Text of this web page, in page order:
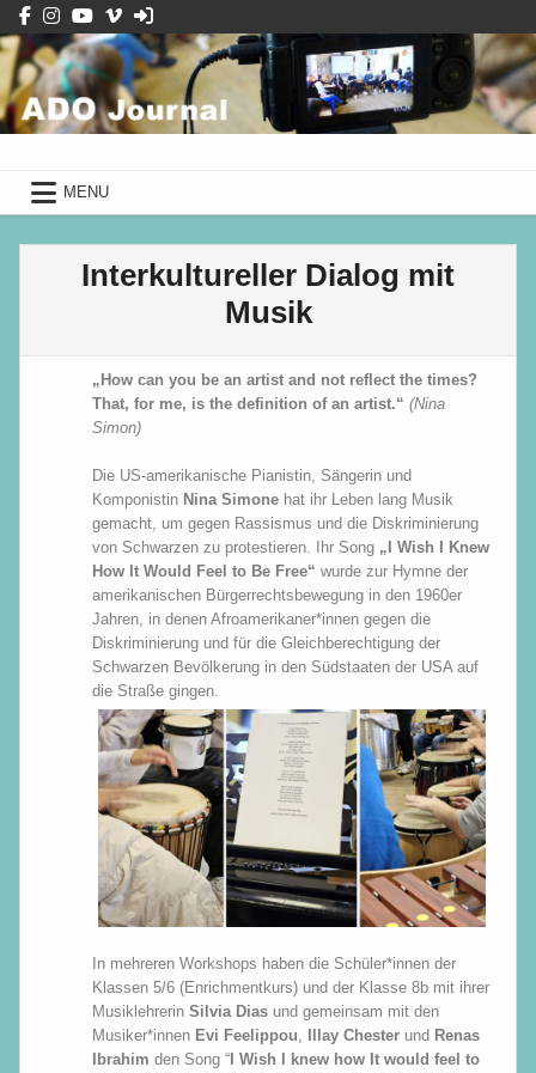
Skip
to
content
ADO Journal
mit Schüler*innen des Albrecht-
Dürer-Gymnasiums
MENU
Interkultureller Dialog mit
Musik
„How can you be an artist and not reflect the times?
That, for me, is the definition of an artist.“ (Nina
Simon)
Die US-amerikanische Pianistin, Sängerin und
Komponistin Nina Simone hat ihr Leben lang Musik
gemacht, um gegen Rassismus und die Diskriminierung
von Schwarzen zu protestieren. Ihr Song „I Wish I Knew
How It Would Feel to Be Free“ wurde zur Hymne der
amerikanischen Bürgerrechtsbewegung in den 1960er
Jahren, in denen Afroamerikaner*innen gegen die
Diskriminierung und für die Gleichberechtigung der
Schwarzen Bevölkerung in den Südstaaten der USA auf
die Straße gingen.
In mehreren Workshops haben die Schüler*innen der
Klassen 5/6 (Enrichmentkurs) und der Klasse 8b mit ihrer
Musiklehrerin Silvia Dias und gemeinsam mit den
Musiker*innen Evi Feelippou, Illay Chester und Renas
Ibrahim den Song “ I Wish I knew how It would feel to